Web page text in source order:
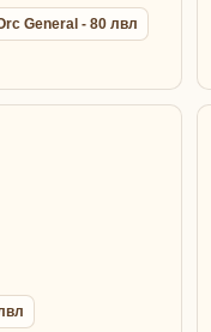
General - 80 лвл